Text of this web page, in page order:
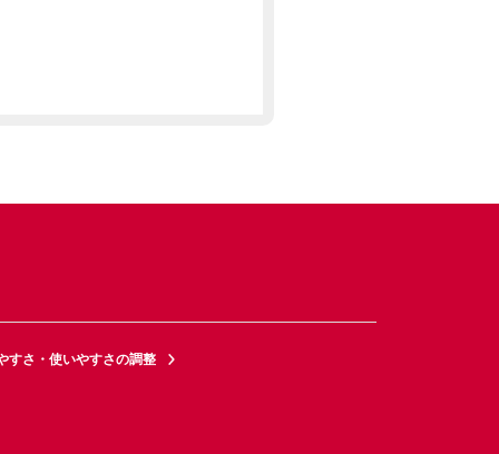
すさ・使いやすさの調整